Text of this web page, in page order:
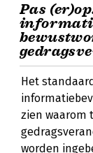
Pas
Het
zien waarom
worden